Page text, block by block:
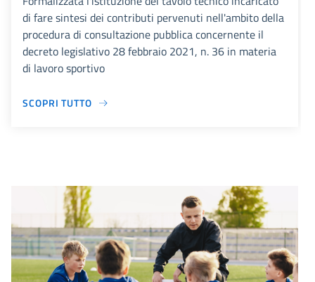
di fare sintesi dei contributi pervenuti nell'ambito della
procedura di consultazione pubblica concernente il
decreto legislativo 28 febbraio 2021, n. 36 in materia
di lavoro sportivo
SCOPRI TUTTO